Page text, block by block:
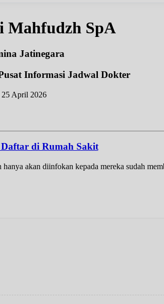
Mahfudzh SpA
Jatinegara
Informasi Jadwal Dokter
April 2026
di Rumah Sakit
akan diinfokan kepada mereka sudah